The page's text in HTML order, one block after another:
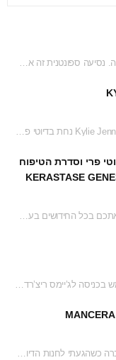
זהו פוסט על הביקור הראשון והספונטני שלי ברומא היפה. נסיעה ספונטנית זה אמנם לא דבר…
מותג הקוסמטיקה “Kylie Cosmetics” של קיילי ג’נר Kylie Jenner נחת בדיוטי פרי ג’יימס ריצ’רדסון וזכה…
פרי וסדרת הטיפוח
חוזרת לעדכן אתכם בכל החידושים בעמדת קרסטס בג’יימס ריצ’רדסון דיוטי פרי נכון לקיץ 2022 והפעם…
השבוע הגעתי לצלם מקרוב עמדת בישום מהממת ממש בכניסה לג’יימס ריצ’רדסון דיוטי פרי. כל העמדה…
על מותג בשמי הנישה מנסרה סיפרתי לכם בשנה שעברה כשהגעתי לחנות הדיוטי פרי כדי לצלם…